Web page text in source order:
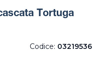
Tortuga
Codice: 03219536